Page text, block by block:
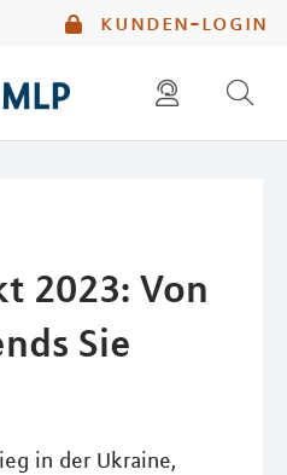
kunden-login
2023: Von
Sie
in der Ukraine,